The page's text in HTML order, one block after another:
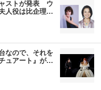
ストが発表 ウ
人役は比企理…
なので、それを
ュアート』が…